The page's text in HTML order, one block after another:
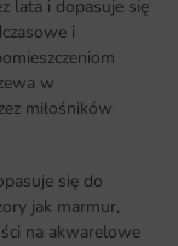
lata i dopasuje się
i
w
miłośników
się do
jak marmur,
na akwarelowe